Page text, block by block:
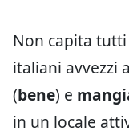
Non capita
italiani avvezzi
(bene) e
in un locale